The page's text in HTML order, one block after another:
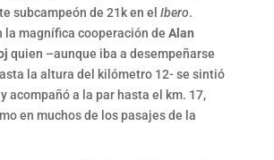
subcampeón de 21k en el Ibero.
la magnífica cooperación de Alan
quien –aunque iba a desempeñarse
la altura del kilómetro 12- se sintió
acompañó a la par hasta el km. 17,
en muchos de los pasajes de la